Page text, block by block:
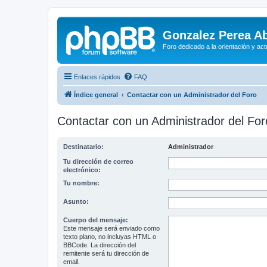
Gonzalez Perea
Foro dedicado a la orientación y
Enlaces rápidos FAQ
Índice general Contactar con un Administrador del Foro
Contactar con un Administrador del
Destinatario: Administrador
Tu dirección de correo
electrónico:
Tu nombre:
Asunto:
Cuerpo del mensaje:
Este mensaje será enviado como
texto plano, no incluyas HTML o
BBCode. La dirección del
remitente será tu dirección de
email.